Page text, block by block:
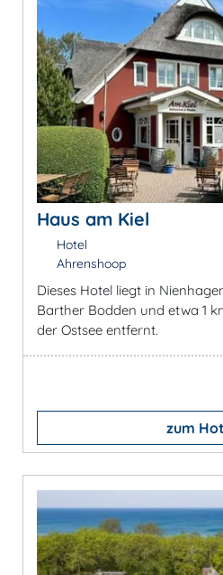
Haus am Kiel
Hotel
Ahrenshoop
Dieses Hotel liegt in
Barther Bodden und etwa 1
der Ostsee entfernt.
zum